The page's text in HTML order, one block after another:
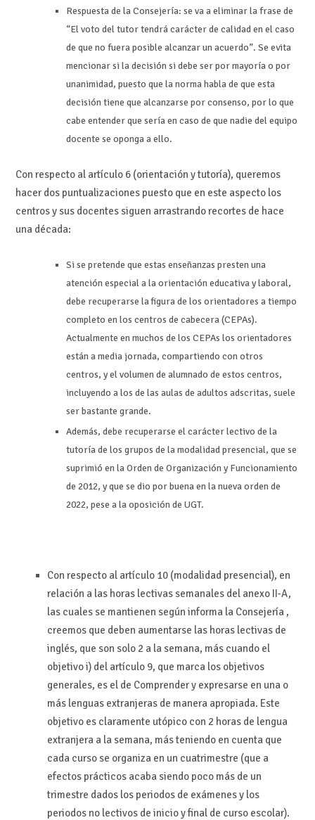
Respuesta de la Consejería: se va a eliminar la frase de
“El voto del tutor tendrá carácter de calidad en el caso
de que no fuera posible alcanzar un acuerdo”. Se evita
mencionar si la decisión si debe ser por mayoría o por
unanimidad, puesto que la norma habla de que esta
decisión tiene que alcanzarse por consenso, por lo que
cabe entender que sería en caso de que nadie del equipo
docente se oponga a ello.
Con respecto al artículo 6 (orientación y tutoría), queremos
hacer dos puntualizaciones puesto que en este aspecto los
centros y sus docentes siguen arrastrando recortes de hace
una década:
Si se pretende que estas enseñanzas presten una
atención especial a la orientación educativa y laboral,
debe recuperarse la figura de los orientadores a tiempo
completo en los centros de cabecera (CEPAs).
Actualmente en muchos de los CEPAs los orientadores
están a media jornada, compartiendo con otros
centros, y el volumen de alumnado de estos centros,
incluyendo a los de las aulas de adultos adscritas, suele
ser bastante grande.
Además, debe recuperarse el carácter lectivo de la
tutoría de los grupos de la modalidad presencial, que se
suprimió en la Orden de Organización y Funcionamiento
de 2012, y que se dio por buena en la nueva orden de
2022, pese a la oposición de UGT.
Con respecto al artículo 10 (modalidad presencial), en
relación a las horas lectivas semanales del anexo II-A,
las cuales se mantienen según informa la Consejería ,
creemos que deben aumentarse las horas lectivas de
inglés, que son solo 2 a la semana, más cuando el
objetivo i) del artículo 9, que marca los objetivos
generales, es el de Comprender y expresarse en una o
más lenguas extranjeras de manera apropiada. Este
objetivo es claramente utópico con 2 horas de lengua
extranjera a la semana, más teniendo en cuenta que
cada curso se organiza en un cuatrimestre (que a
efectos prácticos acaba siendo poco más de un
trimestre dados los periodos de exámenes y los
periodos no lectivos de inicio y final de curso escolar).